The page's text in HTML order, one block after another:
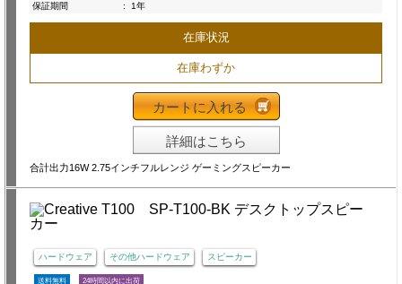
保証期間
: 1年
在庫状況
在庫わずか
カートに入れる
詳細はこちら
合計出力16W 2.75インチフルレンジ ゲーミングスピーカー
ハードウェア その他ハードウェア スピーカー
送料無料 24時間以内に出荷